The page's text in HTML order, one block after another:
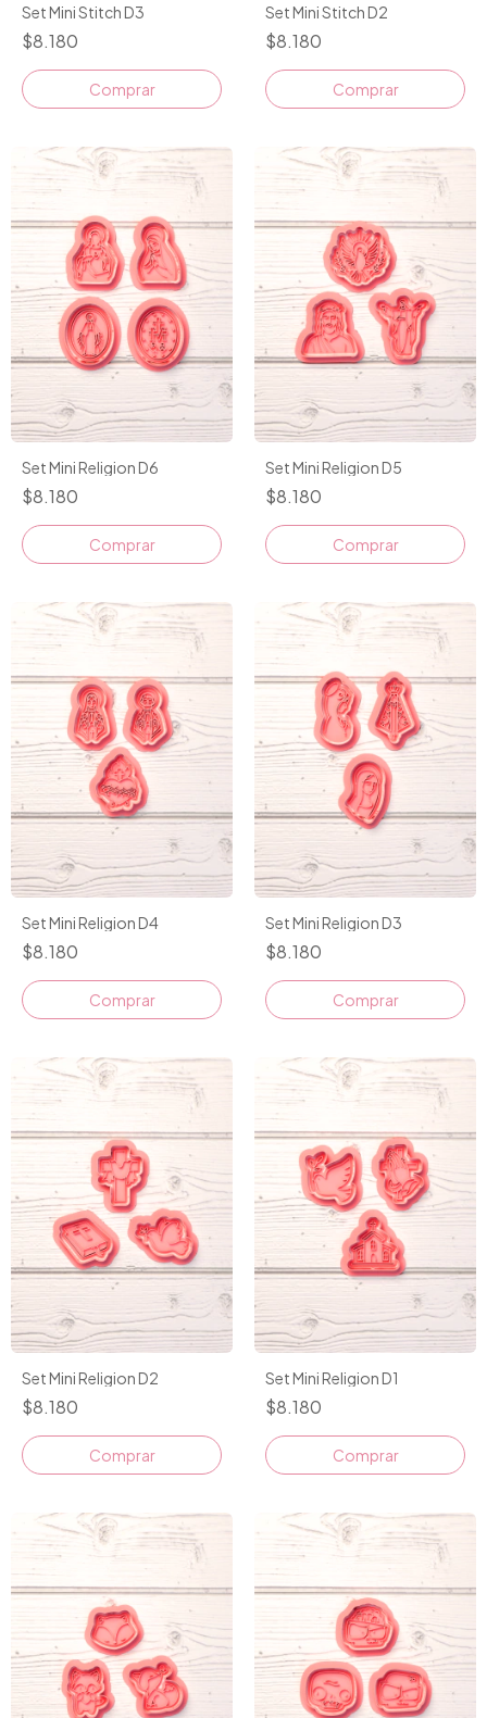
Set Mini Stitch D3
$8.180
Set Mini Stitch D2
$8.180
Set Mini Religion D6
$8.180
Set Mini Religion D5
$8.180
Set Mini Religion D4
$8.180
Set Mini Religion D3
$8.180
Set Mini Religion D2
$8.180
Set Mini Religion D1
$8.180